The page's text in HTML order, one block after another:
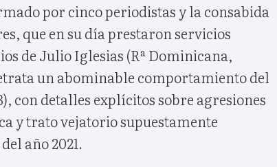
por cinco periodistas y la consabida
que en su día prestaron servicios
de Julio Iglesias (Rª Dominicana,
un abominable comportamiento del
con detalles explícitos sobre agresiones
y trato vejatorio supuestamente
año 2021.